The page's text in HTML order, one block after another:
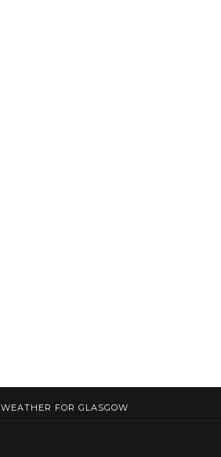
WEATHER FOR GLASGOW